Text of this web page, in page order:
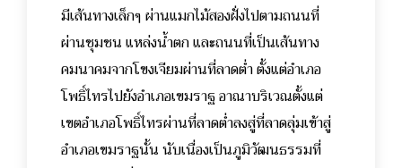
มีเส้นทางเล็กๆ ผ่านแมกไม้สองฝั่งไปตามถนนที่
ผ่านชุมชน แหล่งน้ำตก และถนนที่เป็นเส้นทาง
คมนาคมจากโขงเจียมผ่านที่ลาดต่ำ ตั้งแต่อำเภอ
โพธิ์ไทรไปยังอำเภอเขมราฐ อาณาบริเวณตั้งแต่
เขตอำเภอโพธิ์ไทรผ่านที่ลาดต่ำลงสู่ที่ลาดลุ่มเข้าสู่
อำเภอเขมราฐนั้น นับเนื่องเป็นภูมิวัฒนธรรมที่